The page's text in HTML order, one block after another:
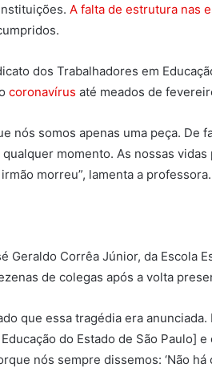
A falta de estrutura nas
dos Trabalhadores em
coronavírus até meados de
nós somos apenas uma peça. De
momento. As nossas vidas
morreu”, lamenta a professora.
Geraldo Corrêa Júnior, da Escola
de colegas após a volta
que essa tragédia era
do Estado de São Paulo]
nós sempre dissemos: ‘Não